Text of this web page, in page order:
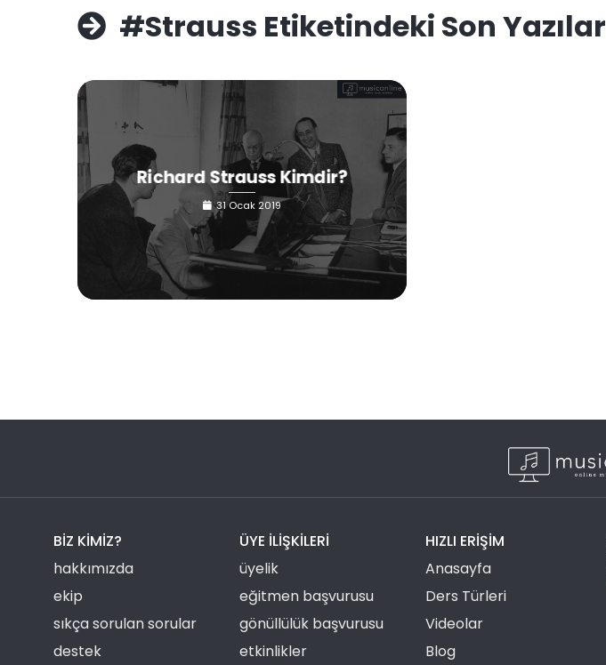
#Strauss Etiketindeki Son Yazılar
Richard Strauss Kimdir?
31 Ocak 2019
BIZ KIMIZ?
hakkımızda
ekip
sıkça sorulan sorular
destek
ÜYE ILIŞKILERI
üyelik
eğitmen başvurusu
gönüllülük başvurusu
etkinlikler
HIZLI ERIŞIM
Anasayfa
Ders Türleri
Videolar
Blog